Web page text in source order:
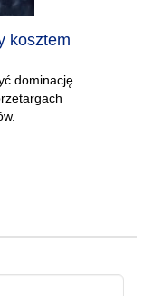
kosztem
dominację